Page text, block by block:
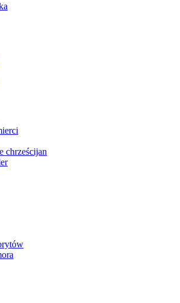
chrześcijan